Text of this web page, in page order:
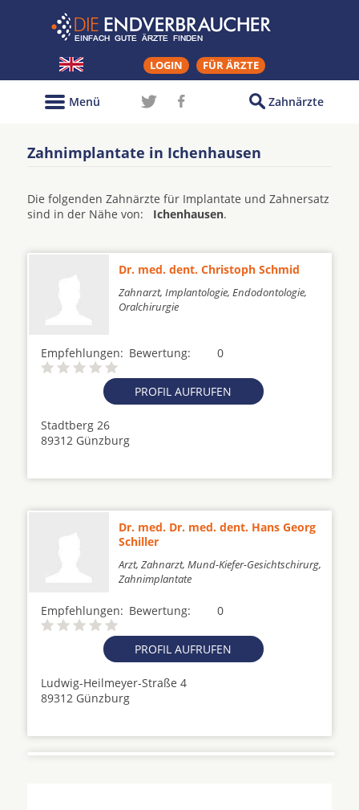
LOGIN FÜR ÄRZTE
Zahnärzte
Menü
Zahnimplantate in Ichenhausen
Die folgenden Zahnärzte für Implantate und Zahnersatz
sind in der Nähe von: Ichenhausen.
Dr. med. dent. Christoph Schmid
Zahnarzt, Implantologie, Endodontologie,
Oralchirurgie
Empfehlungen: 0
Bewertung:
PROFIL AUFRUFEN
Stadtberg 26
89312 Günzburg
Dr. med. Dr. med. dent. Hans Georg
Schiller
Arzt, Zahnarzt, Mund-Kiefer-Gesichtschirurg,
Zahnimplantate
Empfehlungen: 0
Bewertung:
PROFIL AUFRUFEN
Ludwig-Heilmeyer-Straße 4
89312 Günzburg